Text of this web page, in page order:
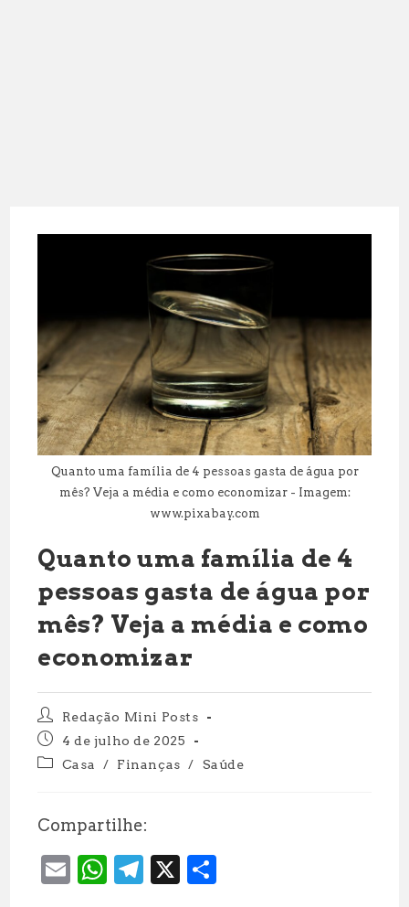
Quanto uma família de 4 pessoas gasta de água por
mês? Veja a média e como economizar - Imagem:
www.pixabay.com
Quanto uma família de 4
pessoas gasta de água por
mês? Veja a média e como
economizar
Autor
do
post:
Redação Mini Posts
Post
publicado:
4 de julho de 2025
Categoria
Casa / Finanças / Saúde
Compartilhe:
E
W T
X